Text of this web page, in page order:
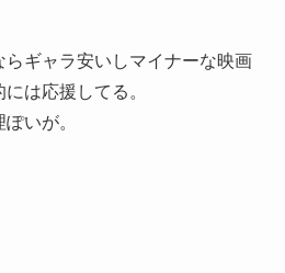
ギャラ安いしマイナーな映画
は応援してる。
いが。